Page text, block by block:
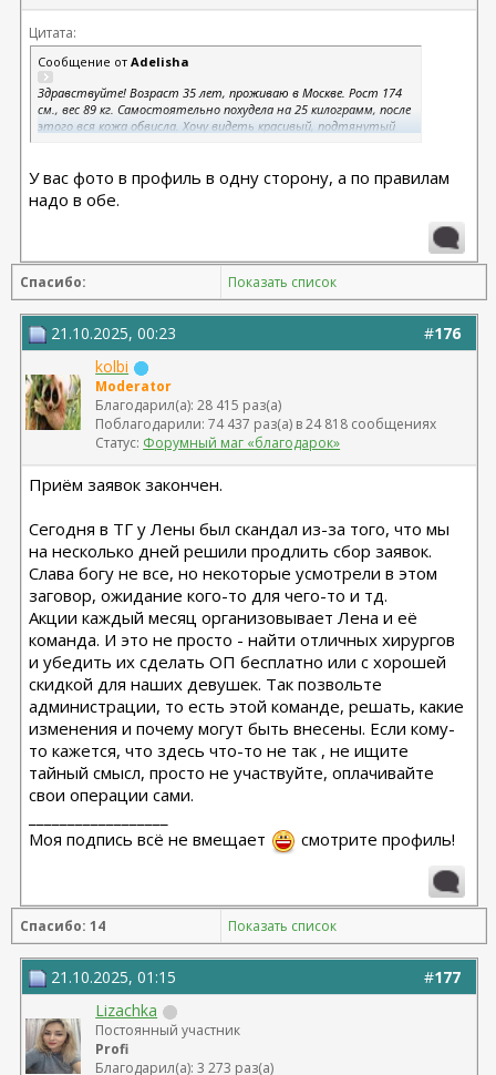
Цитата:
Сообщение отAdelisha
Здравствуйте! Возраст 35 лет, проживаю в Москве. Рост 174
см., вес 89 кг. Самостоятельно похудела на 25 килограмм, после
этого вся кожа обвисла. Хочу видеть красивый, подтянутый
У вас фото в профиль в одну сторону, а по правилам
надо в обе.
Спасибо: Показать список
#176
21.10.2025, 00:23
kolbi
Moderator
Благодарил(а): 28 415 раз(а)
Поблагодарили: 74 437 раз(а) в 24 818 сообщениях
Статус: Форумный маг «благодарок»
Приём заявок закончен.
Сегодня в ТГ у Лены был скандал из-за того, что мы
на несколько дней решили продлить сбор заявок.
Слава богу не все, но некоторые усмотрели в этом
заговор, ожидание кого-то для чего-то и тд.
Акции каждый месяц организовывает Лена и её
команда. И это не просто - найти отличных хирургов
и убедить их сделать ОП бесплатно или с хорошей
скидкой для наших девушек. Так позвольте
администрации, то есть этой команде, решать, какие
изменения и почему могут быть внесены. Если кому-
то кажется, что здесь что-то не так , не ищите
тайный смысл, просто не участвуйте, оплачивайте
свои операции сами.
Моя подпись всё не вмещает
смотрите профиль!
Спасибо: 14 Показать список
#177
21.10.2025, 01:15
Lizachka
Постоянный участник
Profi
Благодарил(а): 3 273 раз(а)